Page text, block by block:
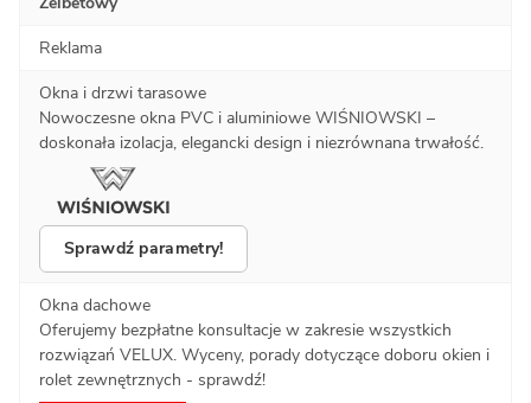
Reklama
Okna i drzwi tarasowe
Nowoczesne okna PVC i aluminiowe WIŚNIOWSKI –
doskonała izolacja, elegancki design i niezrównana trwałość.
Sprawdź parametry!
Okna dachowe
Oferujemy bezpłatne konsultacje w zakresie wszystkich
rozwiązań VELUX. Wyceny, porady dotyczące doboru okien i
rolet zewnętrznych - sprawdź!